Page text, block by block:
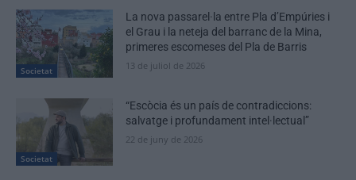
Societat
La nova passarel·la entre Pla d’Empúries i
el Grau i la neteja del barranc de la Mina,
primeres escomeses del Pla de Barris
13 de juliol de 2026
Societat
“Escòcia és un país de contradiccions:
salvatge i profundament intel·lectual”
22 de juny de 2026